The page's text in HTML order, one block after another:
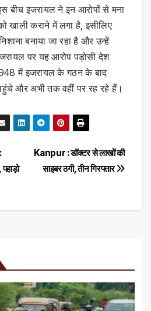
बीच इजरायल ने इन आरोपों से मना
खाली कराने में लगा है, इसीलिए
बनाया जा रहा है और उन्हें
पर यह आरोप पड़ोसी देश
में इजरायल के गठन के बाद
और अभी तक वहीं पर रह रहे हैं।
Kanpur : डॉक्टर से लाखों की
साइबर ठगी, तीन गिरफ्तार